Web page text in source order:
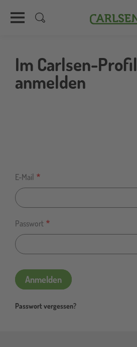
Im Carlsen-Profil
anmelden
E-Mail
Passwort
Anmelden
Passwort vergessen?